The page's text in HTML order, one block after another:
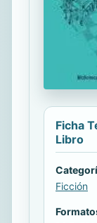
Ficha
Libro
Ficción